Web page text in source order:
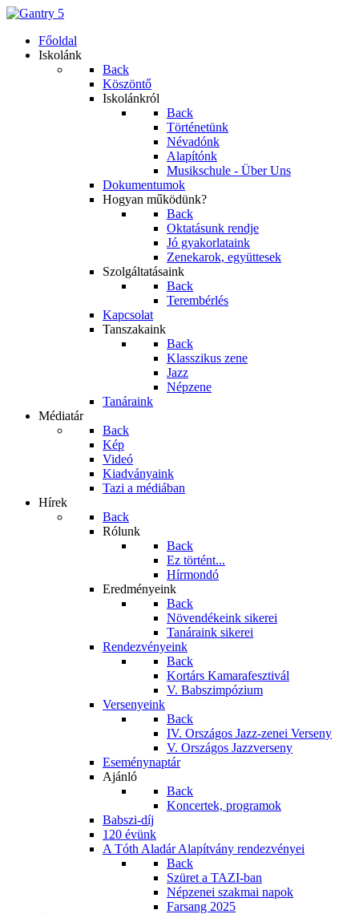
Főoldal
Iskolánk
Back
Köszöntő
Iskolánkról
Back
Történetünk
Névadónk
Alapítónk
Musikschule - Über Uns
Dokumentumok
Hogyan működünk?
Back
Oktatásunk rendje
Jó gyakorlataink
Zenekarok, együttesek
Szolgáltatásaink
Back
Terembérlés
Kapcsolat
Tanszakaink
Back
Klasszikus zene
Jazz
Népzene
Tanáraink
Médiatár
Back
Kép
Videó
Kiadványaink
Tazi a médiában
Hírek
Back
Rólunk
Back
Ez történt...
Hírmondó
Eredményeink
Back
Növendékeink sikerei
Tanáraink sikerei
Rendezvényeink
Back
Kortárs Kamarafesztivál
V. Babszimpózium
Versenyeink
Back
IV. Országos Jazz-zenei Verseny
V. Országos Jazzverseny
Eseménynaptár
Ajánló
Back
Koncertek, programok
Babszi-díj
120 évünk
A Tóth Aladár Alapítvány rendezvényei
Back
Szüret a TAZI-ban
Népzenei szakmai napok
Farsang 2025